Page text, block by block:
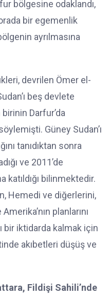
bölgesine odaklandı,
bir egemenlik
ayrılmasına
devrilen Ömer el-
beş devlete
Darfur’da
Güney Sudan’ı
tanıdıktan sonra
ve 2011’de
katıldığı bilinmektedir.
Hemedi ve diğerlerini,
planlarını
bir iktidarda kalmak için
akıbetleri düşüş ve
Fildişi Sahili’nde